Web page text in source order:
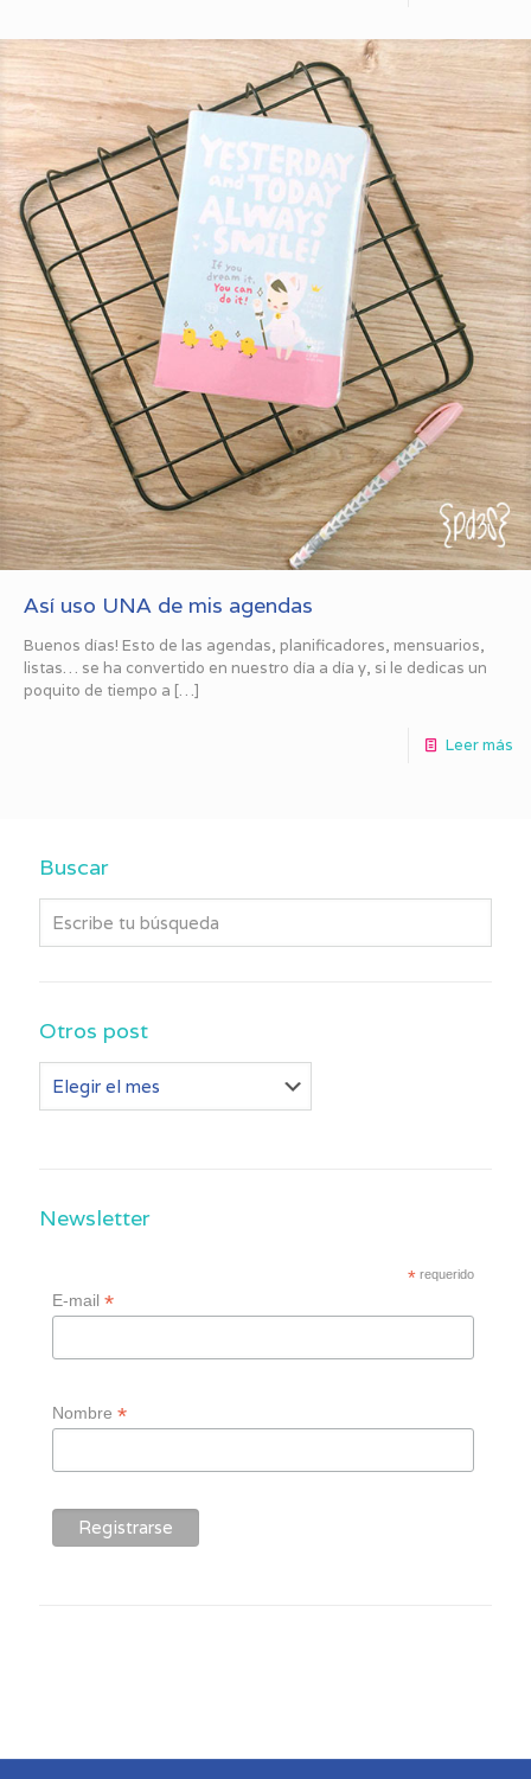
Así uso UNA de mis agendas
Buenos días! Esto de las agendas, planificadores, mensuarios,
listas… se ha convertido en nuestro día a día y, si le dedicas un
poquito de tiempo a […]
Leer más
Buscar
Otros post
post
Newsletter
* requerido
E-mail*
Nombre*